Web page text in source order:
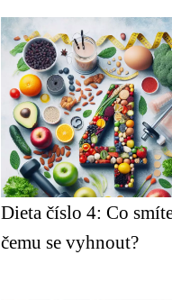
Dieta číslo 4: Co
čemu se vyhnout?